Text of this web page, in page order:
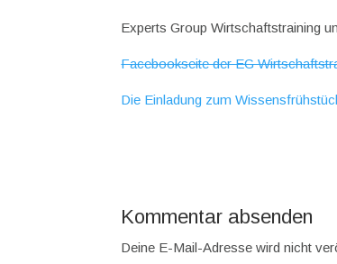
Experts Group Wirtschaftstraining
Facebookseite der EG
Die Einladung zum
Kommentar absenden
Deine E-Mail-Adresse wird nicht